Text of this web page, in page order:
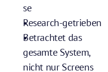
se
Research-getrieben
Betrachtet das
gesamte System,
nicht nur Screens